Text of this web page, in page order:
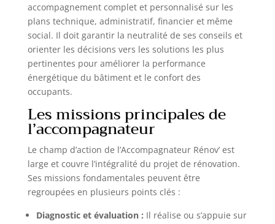
accompagnement complet et personnalisé sur les
plans technique, administratif, financier et même
social. Il doit garantir la neutralité de ses conseils et
orienter les décisions vers les solutions les plus
pertinentes pour améliorer la performance
énergétique du bâtiment et le confort des
occupants.
Les missions principales de
l’accompagnateur
Le champ d’action de l’Accompagnateur Rénov’ est
large et couvre l’intégralité du projet de rénovation.
Ses missions fondamentales peuvent être
regroupées en plusieurs points clés :
Diagnostic et évaluation : Il réalise ou s’appuie sur